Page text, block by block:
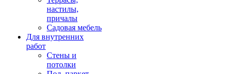
настилы,
причалы
Садовая мебель
Для внутренних
работ
Стены и
потолки